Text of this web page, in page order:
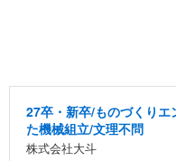
27卒・新卒/ものづくり
た機械組立/文理不問
株式会社大斗